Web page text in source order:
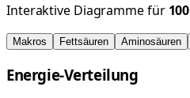
Interaktive Diagramme für 100
Makros Fettsäuren Aminosäuren
Energie-Verteilung